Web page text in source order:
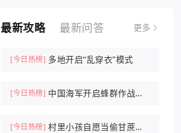
最新攻略 最新问答 更多
[今日热榜] 多地开启“乱穿衣”模式
[今日热榜] 中国海军开启蜂群作战时
[今日热榜] 村里小孩自愿当偷甘蔗农